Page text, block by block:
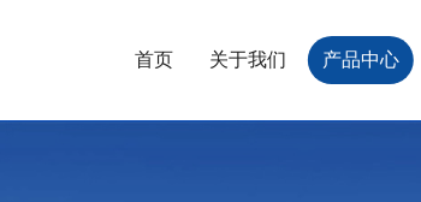
首页 关于我们 产品中心